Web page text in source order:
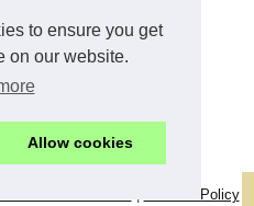
to ensure you get
on our website.
Allow cookies
Cookies Policy